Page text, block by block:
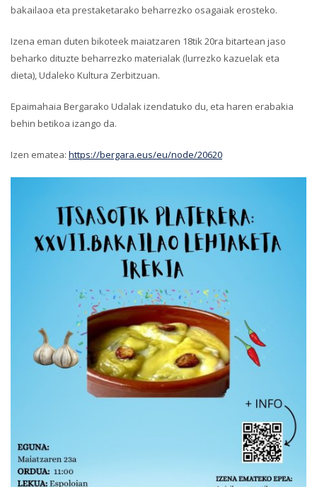
bakailaoa eta prestaketarako beharrezko osagaiak erosteko.
Izena eman duten bikoteek maiatzaren 18tik 20ra bitartean jaso
beharko dituzte beharrezko materialak (lurrezko kazuelak eta
dieta), Udaleko Kultura Zerbitzuan.
Epaimahaia Bergarako Udalak izendatuko du, eta haren erabakia
behin betikoa izango da.
Izen ematea: https://bergara.eus/eu/node/20620